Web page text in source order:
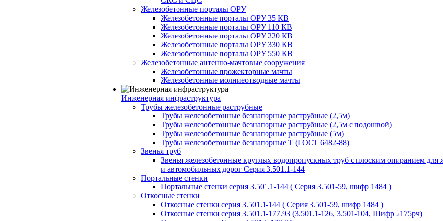
Железобетонные порталы ОРУ
Железобетонные порталы ОРУ 35 КВ
Железобетонные порталы ОРУ 110 КВ
Железобетонные порталы ОРУ 220 КВ
Железобетонные порталы ОРУ 330 КВ
Железобетонные порталы ОРУ 550 КВ
Железобетонные антенно-мачтовые сооружения
Железобетонные прожекторные мачты
Железобетонные молниеотводные мачты
Инженерная инфраструктура
Трубы железобетонные раструбные
Трубы железобетонные безнапорные раструбные (2,5м)
Трубы железобетонные безнапорные раструбные (2,5м с подошвой)
Трубы железобетонные безнапорные раструбные (5м)
Трубы железобетонные безнапорные Т (ГОСТ 6482-88)
Звенья труб
Звенья железобетонные круглых водопропускных труб с плоским опиранием для
и автомобильных дорог Серия 3.501.1-144
Портальные стенки
Портальные стенки серия 3.501.1-144 ( Серия 3.501-59, шифр 1484 )
Откосные стенки
Откосные стенки серия 3.501.1-144 ( Серия 3.501-59, шифр 1484 )
Откосные стенки серия 3.501.1-177.93 (3.501.1-126, 3.501-104, Шифр 2175рч)